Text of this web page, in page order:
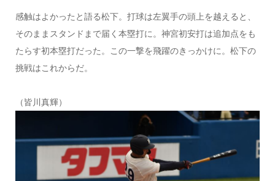
感触はよかったと語る松下。打球は左翼手の頭上を越えると、
そのままスタンドまで届く本塁打に。神宮初安打は追加点をも
たらす初本塁打だった。この一撃を飛躍のきっかけに。松下の
挑戦はこれからだ。
（皆川真輝）